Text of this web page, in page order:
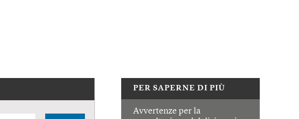
PER SAPERNE DI PIÙ
Avvertenze per la